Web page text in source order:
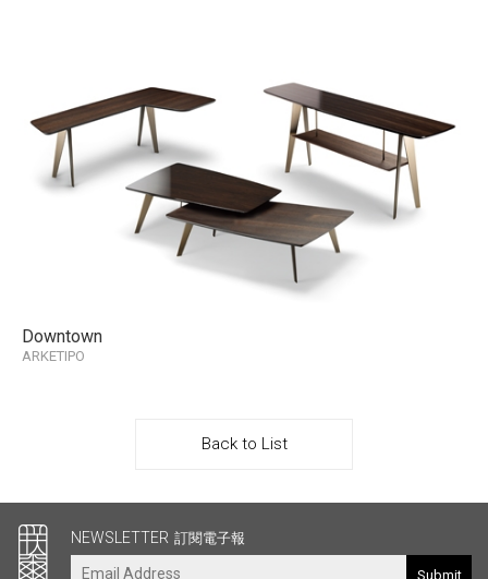
Downtown
ARKETIPO
Back to List
NEWSLETTER 訂閱電子報
Submit